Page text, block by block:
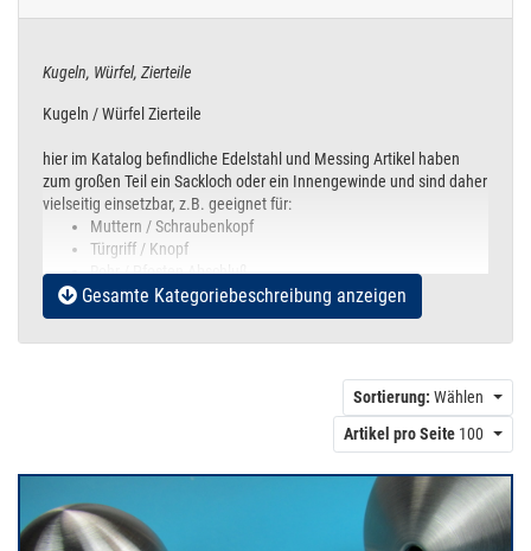
Kugeln, Würfel, Zierteile
Kugeln / Würfel Zierteile
hier im Katalog befindliche Edelstahl und Messing Artikel haben
zum großen Teil ein Sackloch oder ein Innengewinde und sind daher
vielseitig einsetzbar, z.B. geeignet für:
Muttern / Schraubenkopf
Türgriff / Knopf
Rohr / Pfosten Abschluß
Zierteil
Rundstab / Rohr Abschluß
Gesamte Kategoriebeschreibung anzeigen
Sortierung: Wählen
Artikel pro Seite 100